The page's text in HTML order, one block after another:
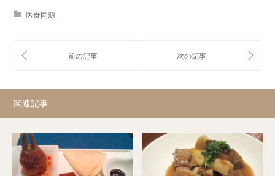
医食同源
関連記事